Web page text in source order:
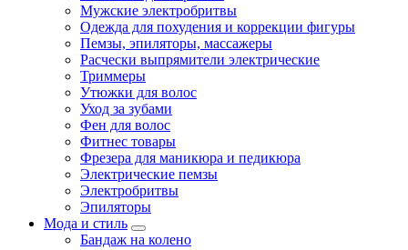
Мужские электробритвы
Одежда для похудения и коррекции фигуры
Пемзы, эпиляторы, массажеры
Расчески выпрямители электрические
Триммеры
Утюжки для волос
Уход за зубами
Фен для волос
Фитнес товары
Фрезера для маникюра и педикюра
Электрические пемзы
Электробритвы
Эпиляторы
Мода и стиль
Бандаж на колено